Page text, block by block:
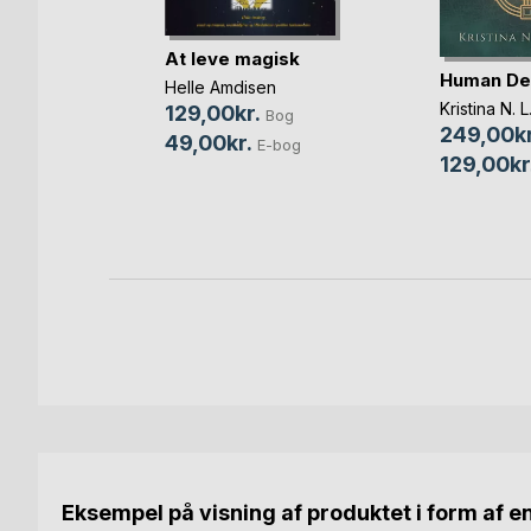
At leve magisk
Helle Amdisen
129,00kr. Bog
49,00kr. E-bog
Human
Kristina N.
Eksempel på visning af produktet i form af